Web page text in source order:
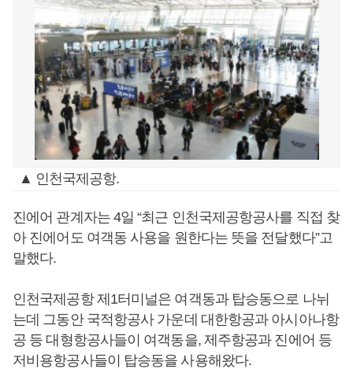
▲ 인천국제공항.
진에어 관계자는 4일 “최근 인천국제공항공사를 직접 찾
아 진에어도 여객동 사용을 원한다는 뜻을 전달했다”고
말했다.
인천국제공항 제1터미널은 여객동과 탑승동으로 나뉘
는데 그동안 국적항공사 가운데 대한항공과 아시아나항
공 등 대형항공사들이 여객동을, 제주항공과 진에어 등
저비용항공사들이 탑승동을 사용해왔다.